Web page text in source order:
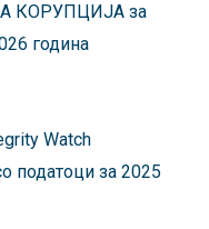
КОРУПЦИЈА за
година
Watch
податоци за 2025